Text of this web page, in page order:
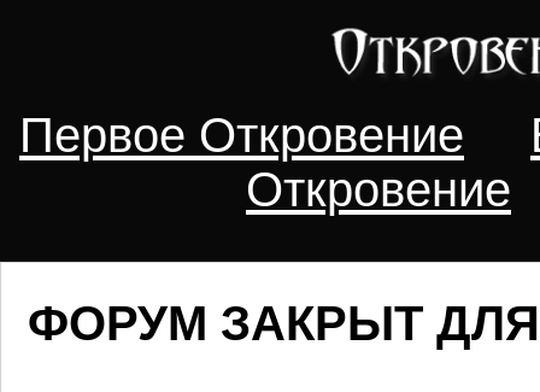
Первое Откровение
Откровение
ФОРУМ ЗАКРЫТ